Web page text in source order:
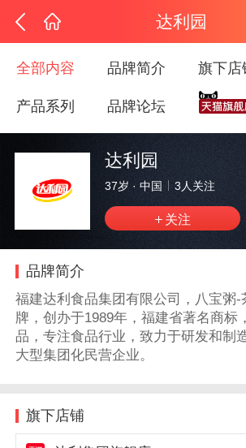
达利园
全部内容 品牌简介 旗下店
产品系列 品牌论坛
达利园
37岁 · 中国 3 人关注
品牌简介
福建达利食品集团有限公司，八宝粥-
牌，创办于1989年，福建省著名商标
品，专注食品行业，致力于研发和制
大型集团化民营企业。
旗下店铺